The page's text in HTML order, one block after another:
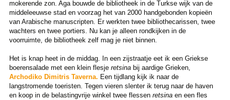
mokerende zon. Aga bouwde de bibliotheek in de Turkse wijk van de
middeleeuwse stad en voorzag het van 2000 handgebonden kopieën
van Arabische manuscripten. Er werkten twee bibliothecarissen, twee
wachters en twee portiers. Nu kan je alleen rondkijken in de
voorruimte, de bibliotheek zelf mag je niet binnen.
Het is knap heet in de middag. In een zijstraatje eet ik een Griekse
boerensalade met een klein flesje retsina bij aardige Grieken,
Archodiko Dimitris Taverna. Een tijdlang kijk ik naar de
langstromende toeristen. Tegen vieren slenter ik terug naar de haven
en koop in de belastingvrije winkel twee flessen retsinaen een fles